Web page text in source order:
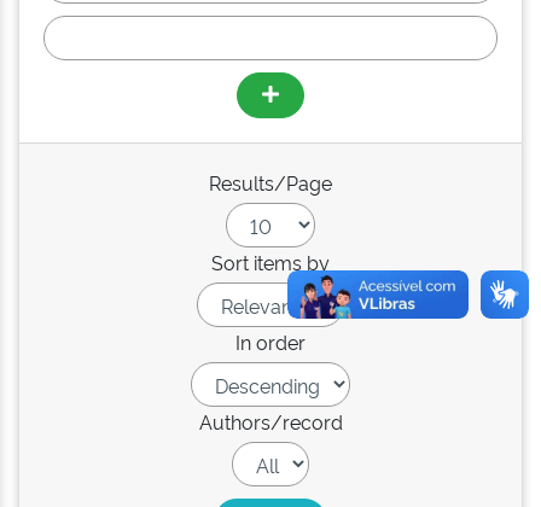
Results/Page
Sort items by
In order
Authors/record